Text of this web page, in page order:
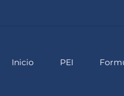
Inicio PEI